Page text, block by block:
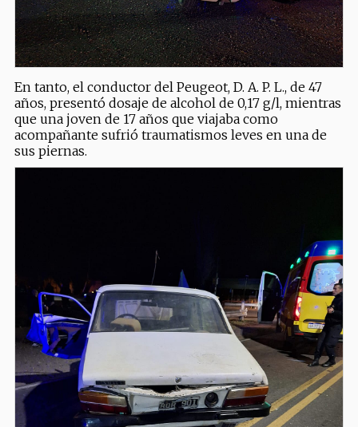
En tanto, el conductor del Peugeot, D. A. P. L., de 47
años, presentó dosaje de alcohol de 0,17 g/l, mientras
que una joven de 17 años que viajaba como
acompañante sufrió traumatismos leves en una de
sus piernas.